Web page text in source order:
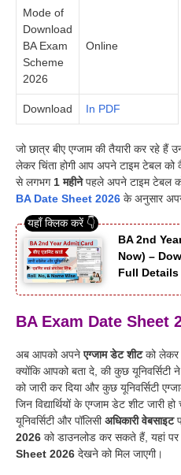
Mode of
Download
BA Exam
Scheme
2026
Online
Download In PDF
जो छात्र बीए एग्जाम की तैयारी कर रहे
लेकर चिंता होगी आप अपने टाइम टेबल
से लगभग1 महीनेपहले अपने टाइम टेबल
BA Date Sheet 2026 के अनुसार
BA 2nd
Now) –
Full Details
BA Exam Date Sheet
अब आपको अपनेएग्जाम डेट शीटको लेकर
क्योंकि आपको बता दे, की कुछ
को जारी कर दिया और कुछ यूनिवर्सिटी
जिन विद्यार्थियों के एग्जाम डेट शीट जारी
यूनिवर्सिटी और पॉलिसीअधिकारी वेबसाइट
2026 को डाउनलोड कर सकते हैं, यहां
Sheet 2026 देखने को मिल जाएगी।